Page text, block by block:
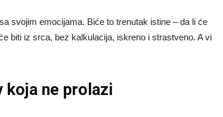
svojim emocijama. Biće to trenutak istine – da li će
biti iz srca, bez kalkulacija, iskreno i strastveno. A vi
koja ne prolazi